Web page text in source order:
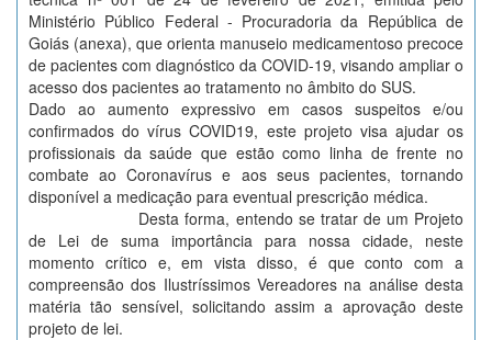
Ministério Público Federal - Procuradoria da República de
Goiás (anexa), que orienta manuseio medicamentoso precoce
de pacientes com diagnóstico da COVID-19, visando ampliar o
acesso dos pacientes ao tratamento no âmbito do SUS.
Dado ao aumento expressivo em casos suspeitos e/ou
confirmados do vírus COVID19, este projeto visa ajudar os
profissionais da saúde que estão como linha de frente no
combate ao Coronavírus e aos seus pacientes, tornando
disponível a medicação para eventual prescrição médica.
Desta forma, entendo se tratar de um Projeto
de Lei de suma importância para nossa cidade, neste
momento crítico e, em vista disso, é que conto com a
compreensão dos Ilustríssimos Vereadores na análise desta
matéria tão sensível, solicitando assim a aprovação deste
projeto de lei.